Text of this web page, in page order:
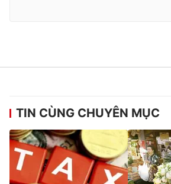
TIN CÙNG CHUYÊN MỤC